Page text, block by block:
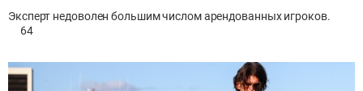
Эксперт недоволен большим числом арендованных игроков.
64